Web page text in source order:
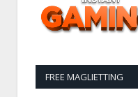
FREE MAGLIETTING